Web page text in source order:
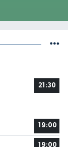
21:30
19:00
19:00